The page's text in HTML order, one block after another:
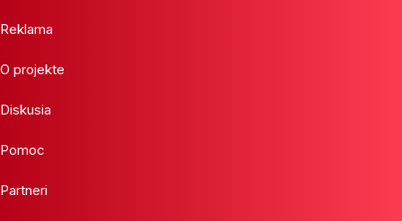
Reklama
O projekte
Diskusia
Pomoc
Partneri